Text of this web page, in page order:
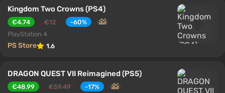
Kingdom Two Crowns (PS4)
€4.74 €12
-60%
PlayStation 4
PS Store 1.6
DRAGON QUEST VII Reimagined (PS5)
€48.99 €59.49
-17%